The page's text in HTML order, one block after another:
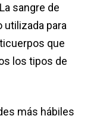
sangre de
utilizada para
que
los tipos de
más hábiles